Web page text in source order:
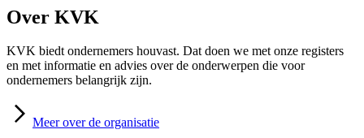
Over KVK
KVK biedt ondernemers houvast. Dat doen we met onze registers
en met informatie en advies over de onderwerpen die voor
ondernemers belangrijk zijn.
Meer over de organisatie